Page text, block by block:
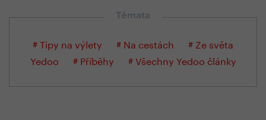
Témata
# Tipy na výlety # Na cestách
# Ze světa
Yedoo
# Příběhy # Všechny Yedoo články